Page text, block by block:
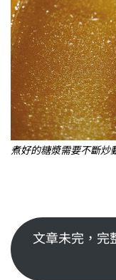
煮好的糖漿需要不斷
文章未完，